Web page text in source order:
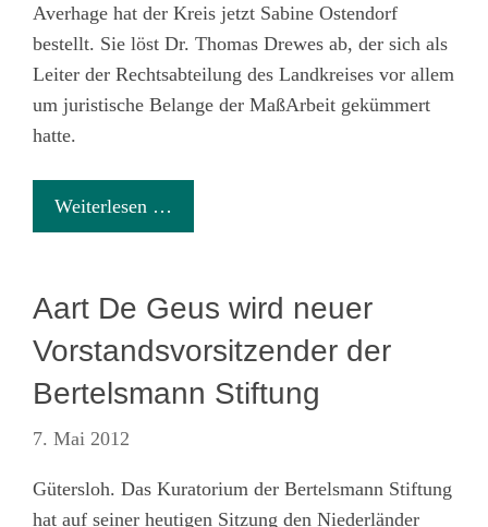
Averhage hat der Kreis jetzt Sabine Ostendorf
bestellt. Sie löst Dr. Thomas Drewes ab, der sich als
Leiter der Rechtsabteilung des Landkreises vor allem
um juristische Belange der MaßArbeit gekümmert
hatte.
Weiterlesen …
Aart De Geus wird neuer
Vorstandsvorsitzender der
Bertelsmann Stiftung
7. Mai 2012
Gütersloh. Das Kuratorium der Bertelsmann Stiftung
hat auf seiner heutigen Sitzung den Niederländer